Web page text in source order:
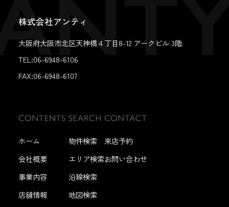
株式会社アンティ
大阪府大阪市北区天神橋４丁目8-12 アークビル 3階
TEL:06-6948-6106
FAX:06-6948-6107
ホーム
会社概要
事業内容
店舗情報
物件検索
エリア検索
沿線検索
地図検索
来店予約
お問い合わせ